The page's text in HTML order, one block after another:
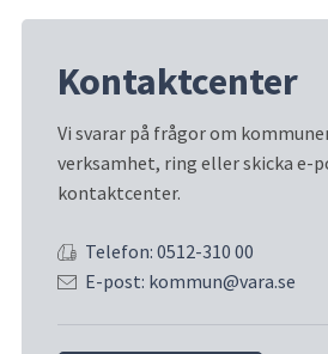
Kontaktcenter
Vi svarar på frågor om
verksamhet, ring eller skicka e-
kontaktcenter.
Telefon: 0512-310 00
E-post: kommun@vara.se